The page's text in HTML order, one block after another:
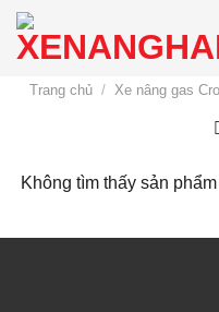
Chuyển
đến
dungTrang chủ / Xe nâng gas
Không tìm thấy sản